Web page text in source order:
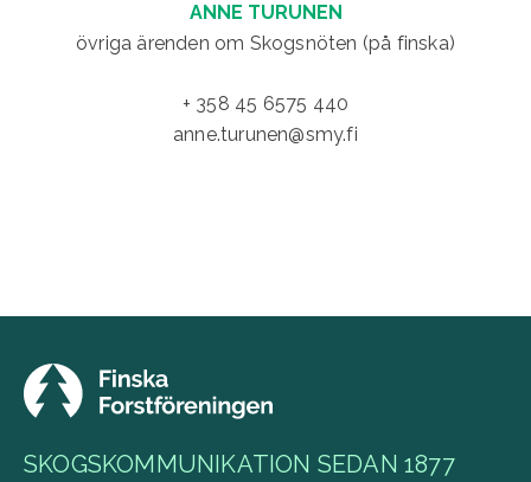
ANNE TURUNEN
övriga ärenden om Skogsnöten (på finska)
+ 358 45 6575 440
anne.turunen@smy.fi
SKOGSKOMMUNIKATION SEDAN 1877